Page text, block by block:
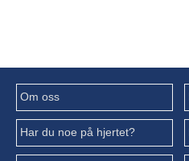
Om oss
Har du noe på hjertet?